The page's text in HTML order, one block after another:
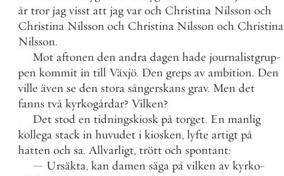
år tror jag visst att jag var och Christina Nilsson och
Christina Nilsson och Christina Nilsson och Christina
Nilsson.
Mot aftonen den andra dagen hade journalistgrup-
pen kommit in till Växjö. Den greps av ambition. Den
ville även se den stora sångerskans grav. Men det
fanns två kyrkogårdar? Vilken?
Det stod en tidningskiosk på torget. En manlig
kollega stack in huvudet i kiosken, lyfte artigt på
hatten och sa. Allvarligt, trött och spontant:
— Ursäkta, kan damen säga på vilken av kyrko-